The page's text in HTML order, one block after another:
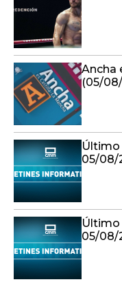
Ancha
(05/
05/08/
Último
05/08/